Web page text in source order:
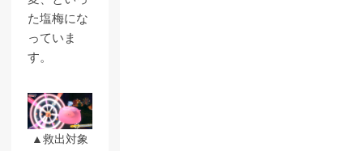
た塩梅にな
っていま
す。
▲救出対象